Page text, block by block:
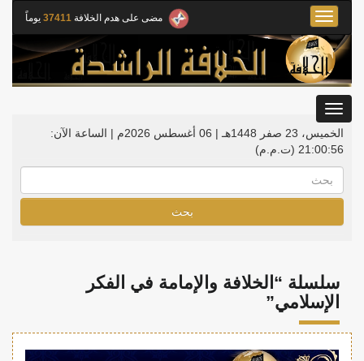
مضى على هدم الخلافة 37411 يوماً
Toggle
navigation
الخميس، 23 صفر 1448هـ | 06 أغسطس 2026م |
الساعة الآن:
21:00:57 (ت.م.م)
بحث
سلسلة “الخلافة والإمامة في الفكر
الإسلامي”